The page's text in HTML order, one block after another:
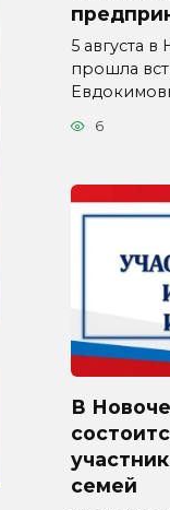
5 августа
прошла
6
В
семей